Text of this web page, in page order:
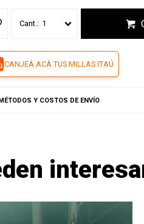
1
CANJEÁ ACÁ TUS MILLAS ITAÚ
Y COSTOS DE ENVÍO